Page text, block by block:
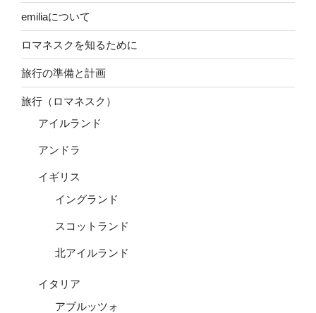
emiliaについて
ロマネスクを知るために
旅行の準備と計画
旅行（ロマネスク）
アイルランド
アンドラ
イギリス
イングランド
スコットランド
北アイルランド
イタリア
アブルッツォ